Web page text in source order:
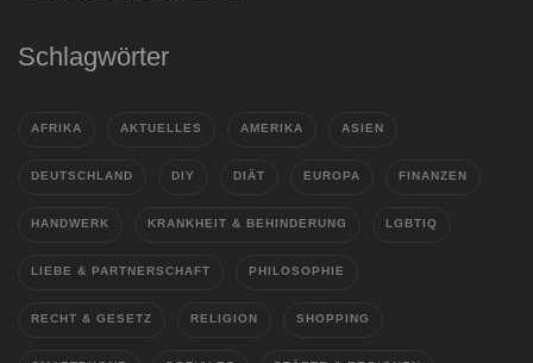
Schlagwörter
AFRIKA AKTUELLES AMERIKA ASIEN
DEUTSCHLAND DIY DIÄT EUROPA FINANZEN
HANDWERK KRANKHEIT & BEHINDERUNG LGBTIQ
LIEBE & PARTNERSCHAFT PHILOSOPHIE
RECHT & GESETZ RELIGION SHOPPING